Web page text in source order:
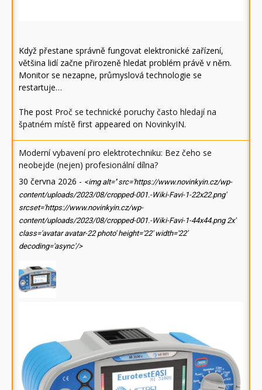
Když přestane správně fungovat elektronické zařízení,
většina lidí začne přirozeně hledat problém právě v něm.
Monitor se nezapne, průmyslová technologie se
restartuje…
The post Proč se technické poruchy často hledají na
špatném místě first appeared on NovinkyIN.
Moderní vybavení pro elektrotechniku: Bez čeho se
neobejde (nejen) profesionální dílna?
30 června 2026 - <img alt='' src='https://www.novinkyin.cz/wp-
content/uploads/2023/08/cropped-001.-Wiki-Favi-1-22x22.png'
srcset='https://www.novinkyin.cz/wp-
content/uploads/2023/08/cropped-001.-Wiki-Favi-1-44x44.png 2x'
class='avatar avatar-22 photo' height='22' width='22'
decoding='async'/>